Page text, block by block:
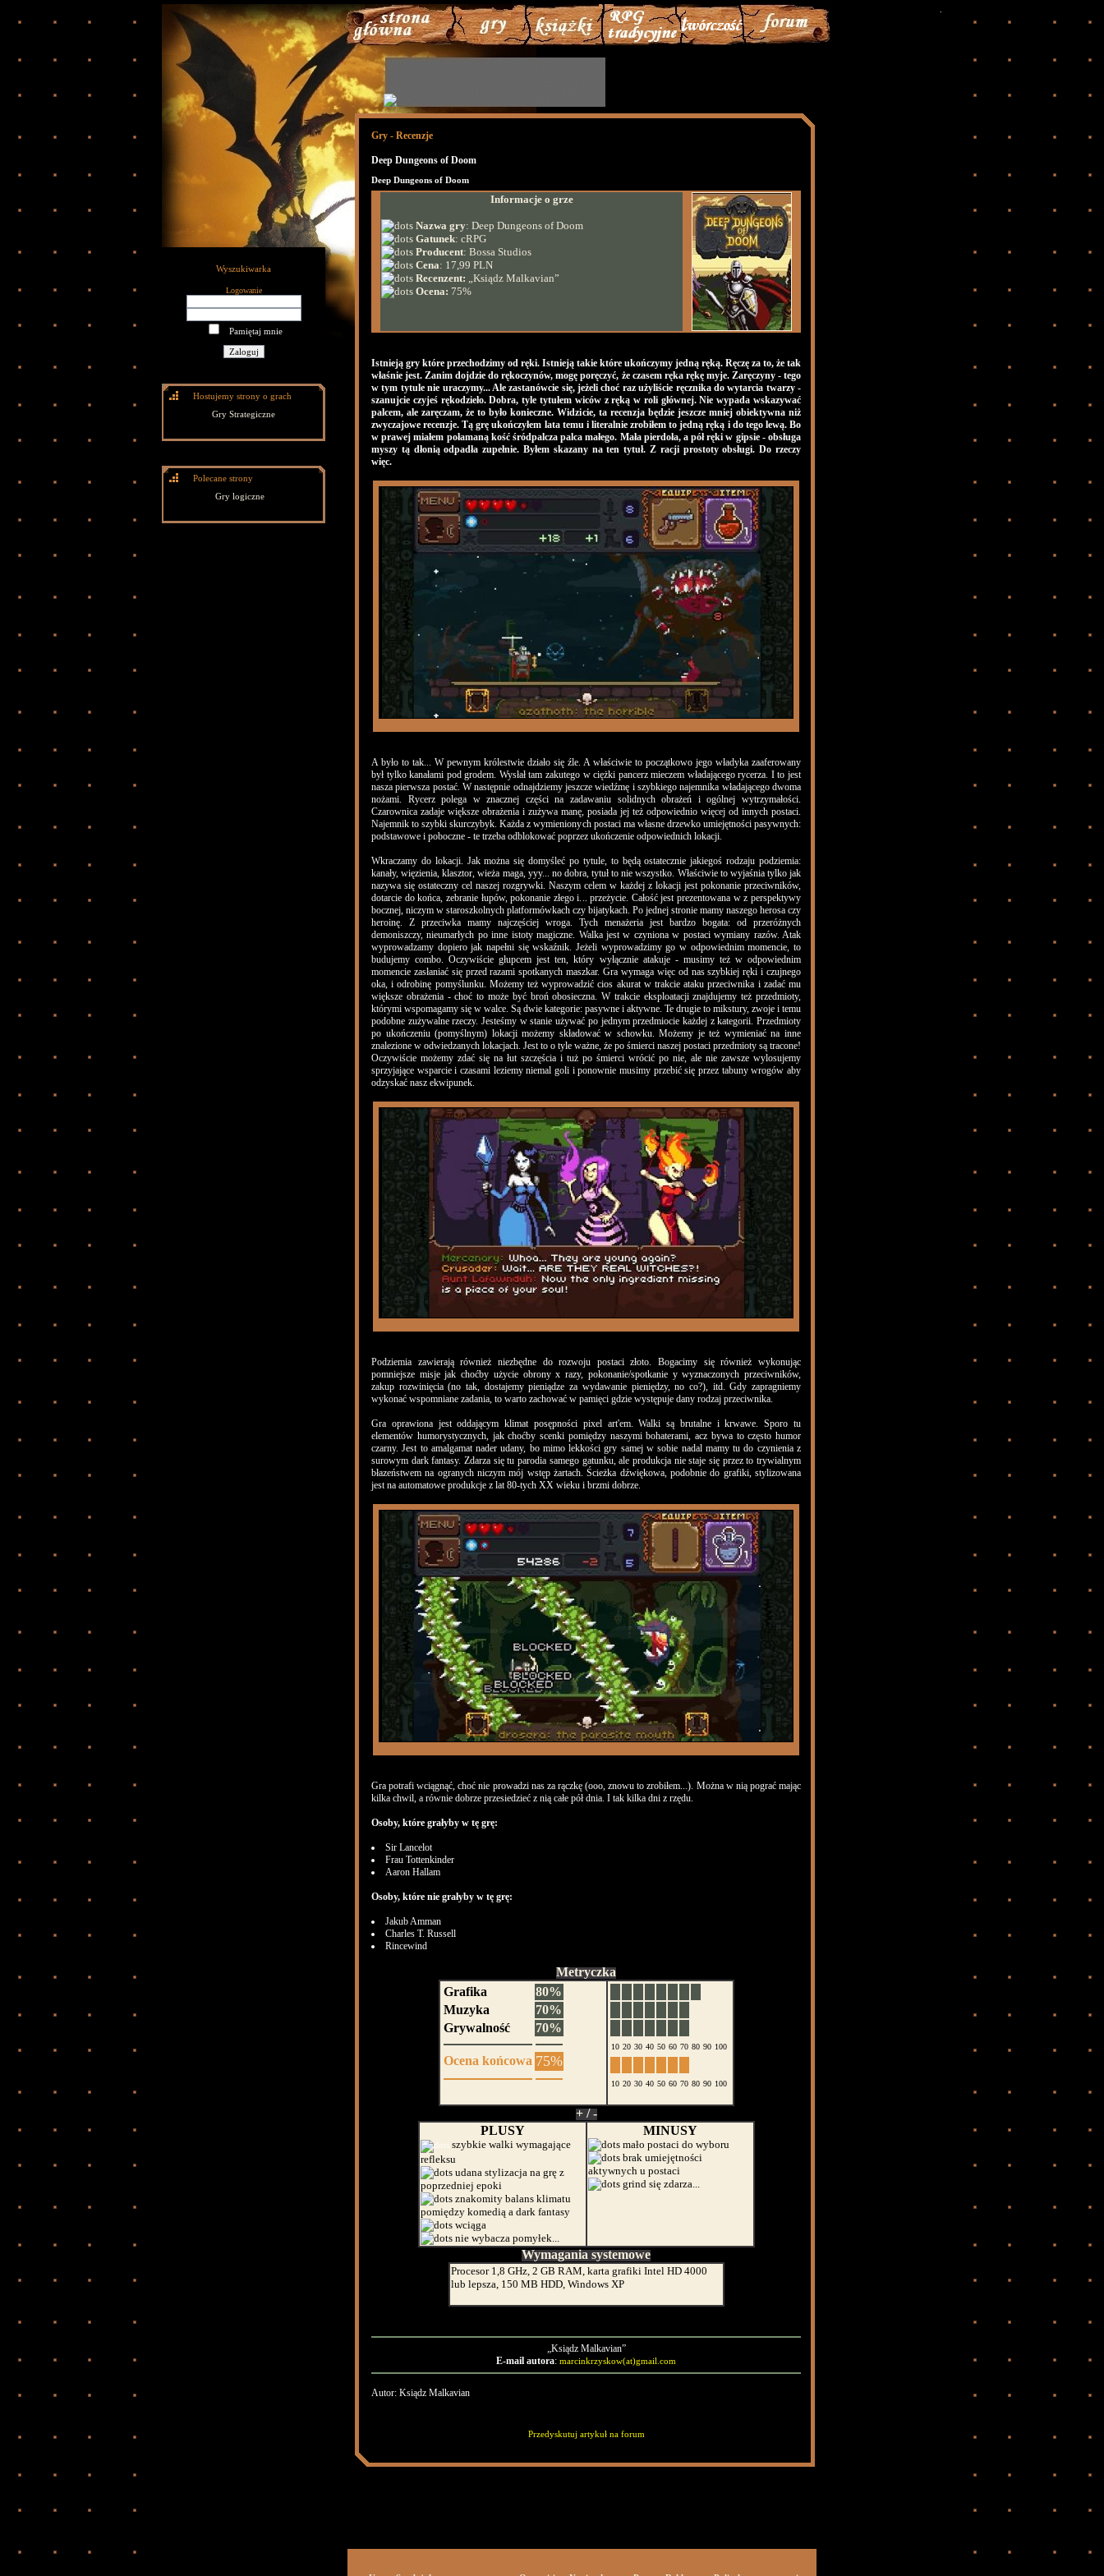
Wyszukiwarka
Logowanie
Pamiętaj mnie
Hostujemy strony o grach
Gry Strategiczne
Polecane strony
Gry logiczne
Gry - Recenzje
Deep Dungeons of Doom
Deep Dungeons of Doom
Informacje o grze
Nazwa gry: Deep Dungeons of Doom
Gatunek: cRPG
Producent: Bossa Studios
Cena: 17,99 PLN
Recenzent: „Ksiądz Malkavian”
Ocena: 75%
Istnieją gry które przechodzimy od ręki. Istnieją takie które ukończymy jedną ręką. Ręczę za to, że tak
właśnie jest. Zanim dojdzie do rękoczynów, mogę poręczyć, że czasem ręka rękę myje. Zaręczyny - tego
w tym tytule nie uraczymy... Ale zastanówcie się, jeżeli choć raz użyliście ręcznika do wytarcia twarzy -
szanujcie czyjeś rękodzieło. Dobra, tyle tytułem wiców z ręką w roli głównej. Nie wypada wskazywać
palcem, ale zaręczam, że to było konieczne. Widzicie, ta recenzja będzie jeszcze mniej obiektywna niż
zwyczajowe recenzje. Tą grę ukończyłem lata temu i literalnie zrobiłem to jedną ręką i do tego lewą. Bo
w prawej miałem połamaną kość śródpalcza palca małego. Mała pierdoła, a pół ręki w gipsie - obsługa
myszy tą dłonią odpadła zupełnie. Byłem skazany na ten tytuł. Z racji prostoty obsługi. Do rzeczy
więc.
A było to tak... W pewnym królestwie działo się źle. A właściwie to początkowo jego władyka zaaferowany
był tylko kanałami pod grodem. Wysłał tam zakutego w ciężki pancerz mieczem władającego rycerza. I to jest
nasza pierwsza postać. W następnie odnajdziemy jeszcze wiedźmę i szybkiego najemnika władającego dwoma
nożami. Rycerz polega w znacznej części na zadawaniu solidnych obrażeń i ogólnej wytrzymałości.
Czarownica zadaje większe obrażenia i zużywa manę, posiada jej też odpowiednio więcej od innych postaci.
Najemnik to szybki skurczybyk. Każda z wymienionych postaci ma własne drzewko umiejętności pasywnych:
podstawowe i poboczne - te trzeba odblokować poprzez ukończenie odpowiednich lokacji.
Wkraczamy do lokacji. Jak można się domyśleć po tytule, to będą ostatecznie jakiegoś rodzaju podziemia:
kanały, więzienia, klasztor, wieża maga, yyy... no dobra, tytuł to nie wszystko. Właściwie to wyjaśnia tylko jak
nazywa się ostateczny cel naszej rozgrywki. Naszym celem w każdej z lokacji jest pokonanie przeciwników,
dotarcie do końca, zebranie łupów, pokonanie złego i... przeżycie. Całość jest prezentowana w z perspektywy
bocznej, niczym w staroszkolnych platformówkach czy bijatykach. Po jednej stronie mamy naszego herosa czy
heroinę. Z przeciwka mamy najczęściej wroga. Tych menażeria jest bardzo bogata: od przeróżnych
demoniszczy, nieumarłych po inne istoty magiczne. Walka jest w czyniona w postaci wymiany razów. Atak
wyprowadzamy dopiero jak napełni się wskaźnik. Jeżeli wyprowadzimy go w odpowiednim momencie, to
budujemy combo. Oczywiście głupcem jest ten, który wyłącznie atakuje - musimy też w odpowiednim
momencie zasłaniać się przed razami spotkanych maszkar. Gra wymaga więc od nas szybkiej ręki i czujnego
oka, i odrobinę pomyślunku. Możemy też wyprowadzić cios akurat w trakcie ataku przeciwnika i zadać mu
większe obrażenia - choć to może być broń obosieczna. W trakcie eksploatacji znajdujemy też przedmioty,
którymi wspomagamy się w walce. Są dwie kategorie: pasywne i aktywne. Te drugie to mikstury, zwoje i temu
podobne zużywalne rzeczy. Jesteśmy w stanie używać po jednym przedmiocie każdej z kategorii. Przedmioty
po ukończeniu (pomyślnym) lokacji możemy składować w schowku. Możemy je też wymieniać na inne
znalezione w odwiedzanych lokacjach. Jest to o tyle ważne, że po śmierci naszej postaci przedmioty są tracone!
Oczywiście możemy zdać się na łut szczęścia i tuż po śmierci wrócić po nie, ale nie zawsze wylosujemy
sprzyjające wsparcie i czasami leziemy niemal goli i ponownie musimy przebić się przez tabuny wrogów aby
odzyskać nasz ekwipunek.
Podziemia zawierają również niezbędne do rozwoju postaci złoto. Bogacimy się również wykonując
pomniejsze misje jak choćby użycie obrony x razy, pokonanie/spotkanie y wyznaczonych przeciwników,
zakup rozwinięcia (no tak, dostajemy pieniądze za wydawanie pieniędzy, no co?), itd. Gdy zapragniemy
wykonać wspomniane zadania, to warto zachować w pamięci gdzie występuje dany rodzaj przeciwnika.
Gra oprawiona jest oddającym klimat posępności pixel art'em. Walki są brutalne i krwawe. Sporo tu
elementów humorystycznych, jak choćby scenki pomiędzy naszymi bohaterami, acz bywa to często humor
czarny. Jest to amalgamat nader udany, bo mimo lekkości gry samej w sobie nadal mamy tu do czynienia z
surowym dark fantasy. Zdarza się tu parodia samego gatunku, ale produkcja nie staje się przez to trywialnym
błazeństwem na ogranych niczym mój wstęp żartach. Ścieżka dźwiękowa, podobnie do grafiki, stylizowana
jest na automatowe produkcje z lat 80-tych XX wieku i brzmi dobrze.
Gra potrafi wciągnąć, choć nie prowadzi nas za rączkę (ooo, znowu to zrobiłem...). Można w nią pograć mając
kilka chwil, a równie dobrze przesiedzieć z nią całe pół dnia. I tak kilka dni z rzędu.
Osoby, które grałyby w tę grę:
Sir Lancelot
Frau Tottenkinder
Aaron Hallam
Osoby, które nie grałyby w tę grę:
Jakub Amman
Charles T. Russell
Rincewind
Metryczka
Grafika
80%
Muzyka
70%
Grywalność
70%
Ocena końcowa 75%
10 20 30 40 50 60 70 80 90 100
10 20 30 40 50 60 70 80 90 100
+ / -
PLUSY
szybkie walki wymagające
refleksu
udana stylizacja na grę z
poprzedniej epoki
znakomity balans klimatu
pomiędzy komedią a dark fantasy
wciąga
nie wybacza pomyłek...
MINUSY
mało postaci do wyboru
brak umiejętności
aktywnych u postaci
grind się zdarza...
Wymagania systemowe
Procesor 1,8 GHz, 2 GB RAM, karta grafiki Intel HD 4000
lub lepsza, 150 MB HDD, Windows XP
„Ksiądz Malkavian”
E-mail autora: marcinkrzyskow(at)gmail.com
Autor: Ksiądz Malkavian
Przedyskutuj artykuł na forum